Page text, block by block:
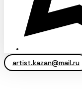
artist.kazan@mail.ru